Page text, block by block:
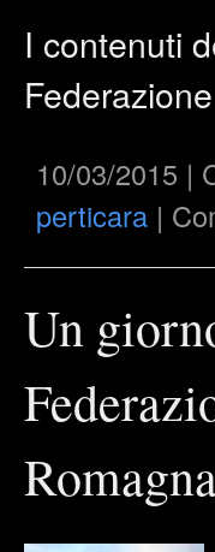
I contenuti
10/03/2015 |
perticara |
Un